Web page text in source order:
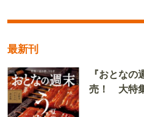
最新刊
『おとなの
売！ 大特